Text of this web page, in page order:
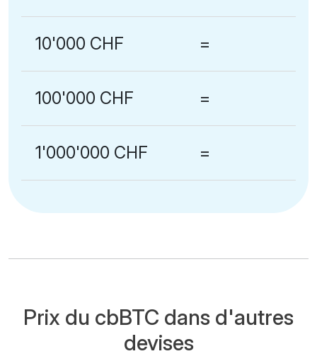
10'000 CHF =
100'000 CHF =
1'000'000 CHF =
Prix du cbBTC dans d'autres
devises